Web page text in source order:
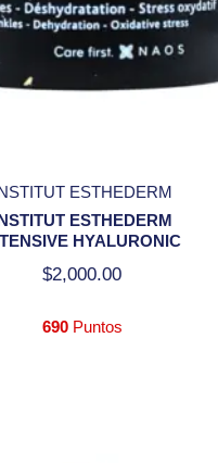
ESTHEDERM
ESTHEDERM
HYALURONIC
$2,000.00
690Puntos